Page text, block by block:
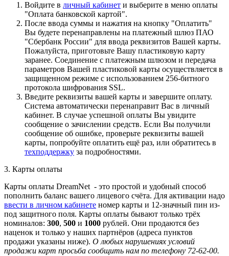
Войдите в личный кабинет и выберите в меню оплаты
"Оплата банковской картой".
После ввода суммы и нажатия на кнопку "Оплатить"
Вы будете перенаправлены на платежный шлюз ПАО
"Сбербанк России" для ввода реквизитов Вашей карты.
Пожалуйста, приготовьте Вашу пластиковую карту
заранее. Соединение с платежным шлюзом и передача
параметров Вашей пластиковой карты осуществляется в
защищенном режиме с использованием 256-битного
протокола шифрования SSL.
Введите реквизиты вашей карты и завершите оплату.
Система автоматически перенаправит Вас в личный
кабинет. В случае успешной оплаты Вы увидите
сообщение о зачислении средств. Если Вы получили
сообщение об ошибке, проверьте реквизиты вашей
карты, попробуйте оплатить ещё раз, или обратитесь в
техподдержку за подробностями.
3. Карты оплаты
Карты оплаты DreamNet - это простой и удобный способ
пополнить баланс вашего лицевого счёта. Для активации надо
ввести в личном кабинете номер карты и 12-значный пин из-
под защитного поля. Карты оплаты бывают только трёх
номиналов: 300, 500 и 1000 рублей. Они продаются без
наценок и только у наших партнёров (адреса пунктов
продажи указаны ниже). О любых нарушениях условий
продажи карт просьба сообщить нам по телефону 72-62-00.